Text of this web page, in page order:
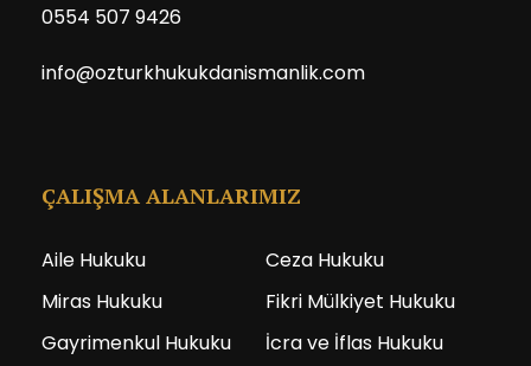
0554 507 9426
info@ozturkhukukdanismanlik.com
ÇALIŞMA ALANLARIMIZ
Aile Hukuku
Ceza Hukuku
Miras Hukuku
Fikri Mülkiyet Hukuku
Gayrimenkul Hukuku
İcra ve İflas Hukuku